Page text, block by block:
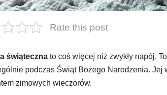
Rate this post
świąteczna to coś więcej niż zwykły napój.
podczas Świąt Bożego Narodzenia.
zimowych wieczorów.